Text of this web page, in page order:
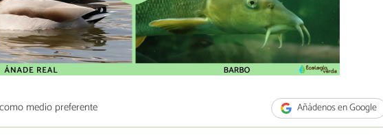
medio preferente Añádenos en Google